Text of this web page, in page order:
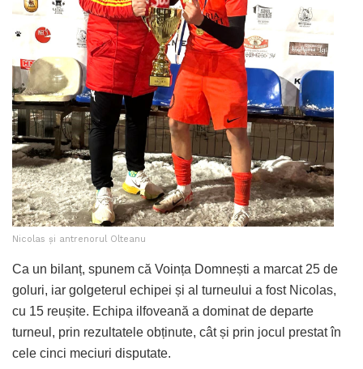
Nicolas și antrenorul Olteanu
Ca un bilanț, spunem că Voința Domnești a marcat 25 de
goluri, iar golgeterul echipei și al turneului a fost Nicolas,
cu 15 reușite. Echipa ilfoveană a dominat de departe
turneul, prin rezultatele obținute, cât și prin jocul prestat în
cele cinci meciuri disputate.